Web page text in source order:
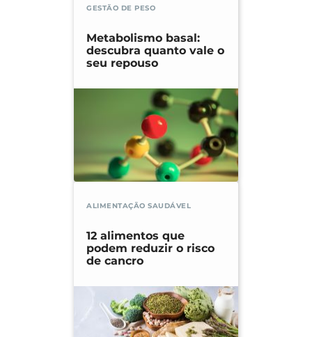
GESTÃO DE PESO
Metabolismo basal:
descubra quanto vale o
seu repouso
ALIMENTAÇÃO SAUDÁVEL
12 alimentos que
podem reduzir o risco
de cancro